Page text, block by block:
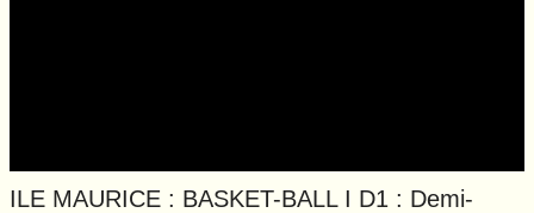
ILE MAURICE : BASKET-BALL I D1 : Demi-